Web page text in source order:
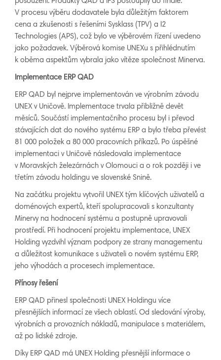
V procesu výběru dodavatele byla důležitým faktorem
cena a zkušenosti s řešeními Sysklass (TPV) a I2
Technologies (APS), což bylo ve výběrovém řízení uvedeno
jako požadavek. Výběrová komise UNEXu s přihlédnutím
k oběma aspektům vybrala jako vítěze společnost Minerva.
Implementace ERP QAD
ERP QAD byl nejprve implementován ve výrobním závodu
UNEX v Uničově. Implementace trvala přibližně devět
měsíců. Součástí implementačního procesu byl i převod
stávajících dat do nového systému ERP a bylo třeba převést
81 000 položek a 80 000 pracovních příkazů. Po úspěšné
implementaci v Uničově následovala implementace
v Moravských železárnách v Olomouci a o rok později i ve
třetím závodu holdingu ve slovenské Snině.
Na začátku projektu vytvořil UNEX tým klíčových uživatelů a
doménových expertů, kteří spolupracovali s konzultanty
Minervy na hodnocení systému a postupně upravovali
prostředí. Při hodnocení projektu implementace, UNEX
Holding vyzdvihl význam podpory ze strany managementu
a důležitost komunikace s uživateli o novém systému ERP,
jeho výhodách a procesech implementace.
Přínosy řešení
ERP QAD přinesl společnosti UNEX Holdingu více
přesnějších informací ze všech oblastí. Od sledování výroby,
výrobních a provozních nákladů, manipulace s materiálem,
až po lidské zdroje.
Díky ERP QAD má UNEX Holding přesnější informace o